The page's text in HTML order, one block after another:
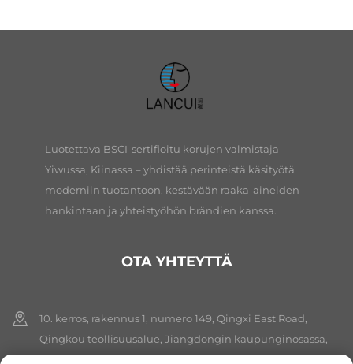
Luotettava BSCI-sertifioitu korujen valmistaja
Yiwussa, Kiinassa – yhdistää perinteistä käsityötä
moderniin tuotantoon, kestävään raaka-aineiden
hankintaan ja yhteistyöhön brändien kanssa.
OTA YHTEYTTÄ
10. kerros, rakennus 1, numero 149, Qingxi East Road,
Qingkou teollisuusalue, Jiangdongin kaupunginosassa,